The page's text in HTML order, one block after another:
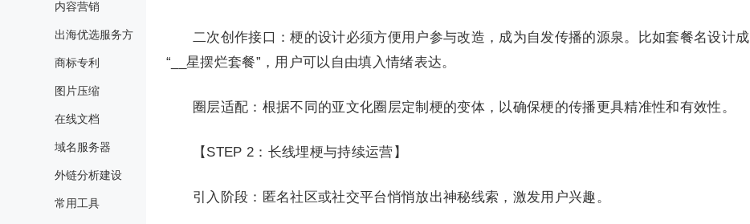
内容营销
出海优选服务方
商标专利
图片压缩
在线文档
域名服务器
外链分析建设
常用工具
二次创作接口：梗的设计必须方便用户参与改造，成为自发传播的源泉。比如套餐名设计成
“__星摆烂套餐”，用户可以自由填入情绪表达。
圈层适配：根据不同的亚文化圈层定制梗的变体，以确保梗的传播更具精准性和有效性。
【STEP 2：长线埋梗与持续运营】
引入阶段：匿名社区或社交平台悄悄放出神秘线索，激发用户兴趣。